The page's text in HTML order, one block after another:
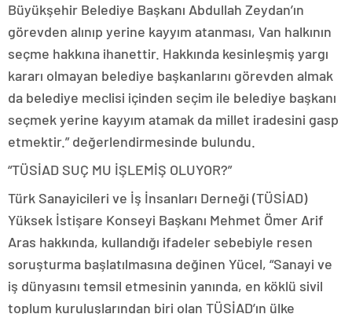
Büyükşehir Belediye Başkanı Abdullah Zeydan’ın
görevden alınıp yerine kayyım atanması, Van halkının
seçme hakkına ihanettir. Hakkında kesinleşmiş yargı
kararı olmayan belediye başkanlarını görevden almak
da belediye meclisi içinden seçim ile belediye başkanı
seçmek yerine kayyım atamak da millet iradesini gasp
etmektir.” değerlendirmesinde bulundu.
“TÜSİAD SUÇ MU İŞLEMİŞ OLUYOR?”
Türk Sanayicileri ve İş İnsanları Derneği (TÜSİAD)
Yüksek İstişare Konseyi Başkanı Mehmet Ömer Arif
Aras hakkında, kullandığı ifadeler sebebiyle resen
soruşturma başlatılmasına değinen Yücel, “Sanayi ve
iş dünyasını temsil etmesinin yanında, en köklü sivil
toplum kuruluşlarından biri olan TÜSİAD’ın ülke